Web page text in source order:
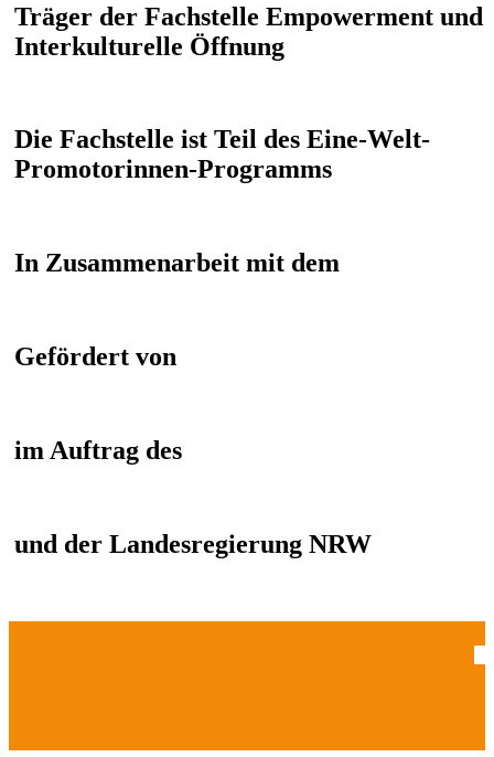
Träger der Fachstelle Empowerment und
Interkulturelle Öffnung
Die Fachstelle ist Teil des Eine-Welt-
Promotorinnen-Programms
In Zusammenarbeit mit dem
Gefördert von
im Auftrag des
und der Landesregierung NRW